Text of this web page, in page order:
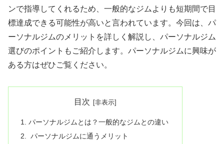
ンで指導してくれるため、一般的なジムよりも短期間で目
標達成できる可能性が高いと言われています。今回は、パ
ーソナルジムのメリットを詳しく解説し、パーソナルジム
選びのポイントもご紹介します。パーソナルジムに興味が
ある方はぜひご覧ください。
目次
パーソナルジムとは？一般的なジムとの違い
パーソナルジムに通うメリット